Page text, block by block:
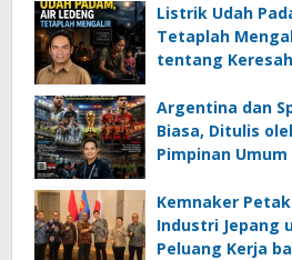
Listrik Udah
Tetaplah
tentang
Ancaman
Rifai, SH
Argentina dan
Biasa, Ditulis
Pimpinan
Kemnaker
Industri Jepang
Peluang Kerja